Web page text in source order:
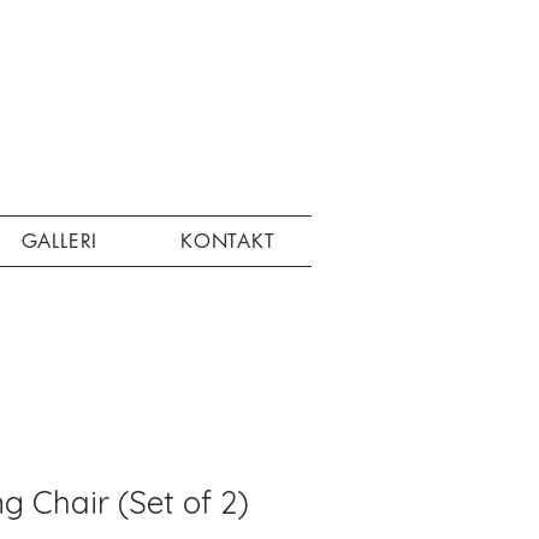
GALLERI KONTAKT
Chair (Set of 2)